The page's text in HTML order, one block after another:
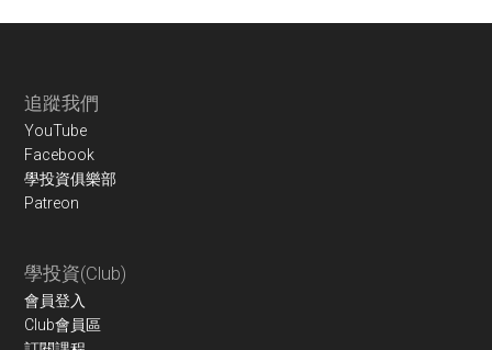
Footer
追蹤我們
YouTube
Facebook
學投資俱樂部
Patreon
學投資(Club)
會員登入
Club會員區